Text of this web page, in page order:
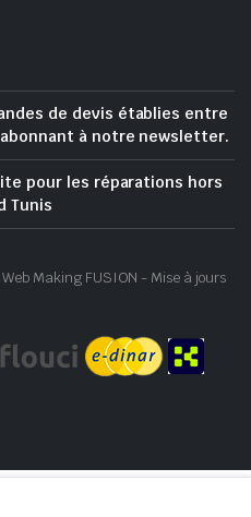
de devis établies entre
à notre newsletter.
pour les réparations hors
Tunis
Making FUSION - Mise à jours